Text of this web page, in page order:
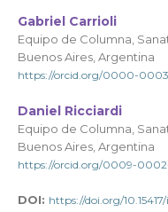
Gabriel Carrioli
Equipo de Columna,
Buenos Aires, Argentina
https://orcid.org/0000-
Daniel Ricciardi
Equipo de Columna,
Buenos Aires, Argentina
https://orcid.org/0009-
DOI: https://doi.org/